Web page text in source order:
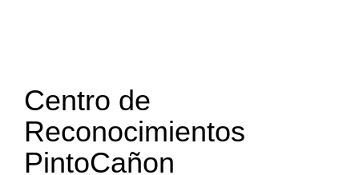
Centro de
Reconocimientos
PintoCañon